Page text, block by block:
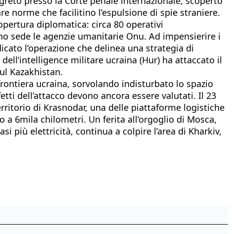
norme che facilitino l’espulsione di spie straniere.
diplomatica: circa 80 operativi
sede le agenzie umanitarie Onu. Ad impensierire i
l’operazione che delinea una strategia di
militare ucraina (Hur) ha attaccato il
Kazakhistan.
ucraina, sorvolando indisturbato lo spazio
dell’attacco devono ancora essere valutati. Il 23
di Krasnodar, una delle piattaforme logistiche
a 6mila chilometri. Un ferita all’orgoglio di Mosca,
più elettricità, continua a colpire l’area di Kharkiv,